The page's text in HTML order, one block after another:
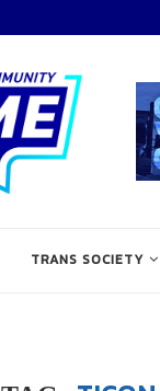
TRANS SOCIETY